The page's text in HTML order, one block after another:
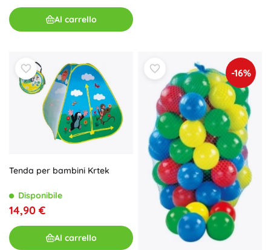
Al carrello
Tenda per bambini Krtek
Disponibile
14,90 €
Al carrello
-16%